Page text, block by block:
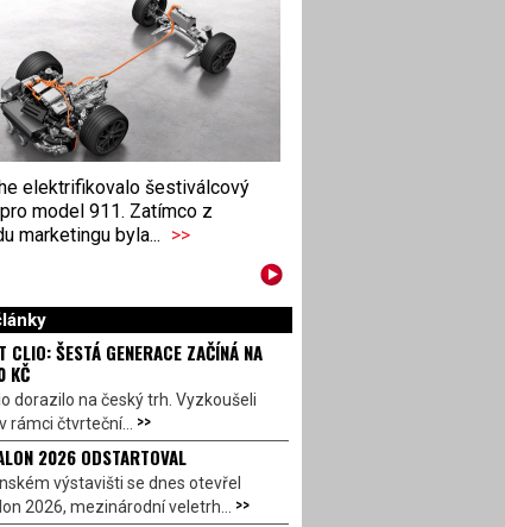
elektrifikovalo šestiválcový
model 911. Zatímco z
marketingu byla... >>
CLIO: ŠESTÁ GENERACE ZAČÍNÁ NA
KČ
dorazilo na český trh. Vyzkoušeli
rámci čtvrteční... >>
2026 ODSTARTOVAL
výstavišti se dnes otevřel
2026, mezinárodní veletrh... >>